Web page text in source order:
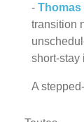
- Thomas
transition
short-stay
A